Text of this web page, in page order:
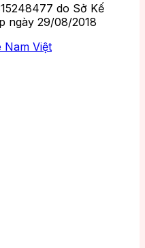
do Sở Kế
ngày 29/08/2018
Nam Việt